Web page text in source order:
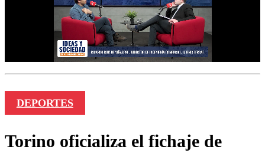
DEPORTES
Torino oficializa el fichaje de